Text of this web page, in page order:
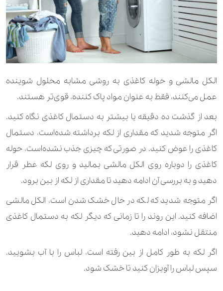
الکل مالشی و حوله کاغذی به روشی مشابه محلول شوینده
عمل می‌کنند، فقط به عنوان مواد پاک کننده، قوی‌تر هستند.
بعد از گذشت ده دقیقه یا بیشتر به دستمال کاغذی نگاه کنید.
اگر متوجه شدید که مقداری از لکه برداشته شده‌است، دستمال
کاغذی را عوض کنید. در صورتی که چیزی جذب نشده‌است، حوله
کاغذی را دوباره روی الکل مالشی بمالید و روی لکه عطر قرار
دهید و به بررسی آن ادامه دهید تا مقداری از لکه از بین برود.
اگر متوجه شدید که لکه در حال خشک شدن است، الکل مالشی
اضافه کنید. این روند را تا زمانی که دیگر لکه به دستمال کاغذی
منتقل نشود، ادامه دهید.
اگر لکه به طور کامل از بین رفته است، لباس را با آب بشویید.
سپس لباس را آویزان کنید تا خشک شود.